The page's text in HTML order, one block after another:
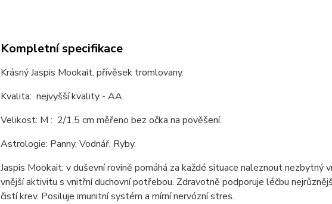
Kompletní specifikace
Krásný Jaspis Mookait, přívěsek tromlovany.
Kvalita: nejvyšší kvality - AA.
Velikost: M : 2/1,5 cm měřeno bez očka na pověšení.
Astrologie: Panny, Vodnář, Ryby.
Jaspis Mookait: v duševní rovině pomáhá za každé situace naleznout
vnější aktivitu s vnitřní duchovní potřebou. Zdravotně podporuje léčbu
čistí krev. Posiluje imunitní systém a mírní nervózní stres.